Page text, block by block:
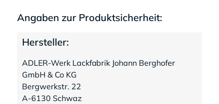
Angaben zur Produktsicherheit:
Hersteller:
ADLER-Werk Lackfabrik Johann Berghofer
GmbH & Co KG
Bergwerkstr. 22
A-6130 Schwaz